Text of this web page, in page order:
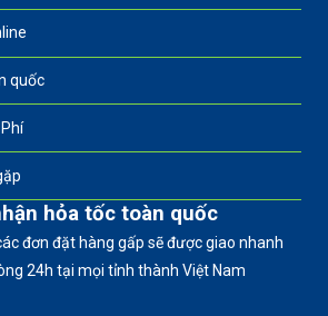
quốc
hỏa tốc toàn quốc
đơn đặt hàng gấp sẽ được giao nhanh
24h tại mọi tỉnh thành Việt Nam